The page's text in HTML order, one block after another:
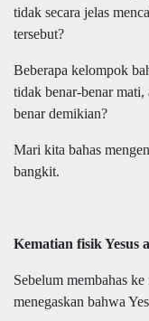
tidak secara jelas
tersebut?
Beberapa kelompok
tidak benar-benar
benar demikian?
Mari kita bahas
bangkit.
Kematian fisik Yesus
Sebelum membahas
menegaskan bahwa